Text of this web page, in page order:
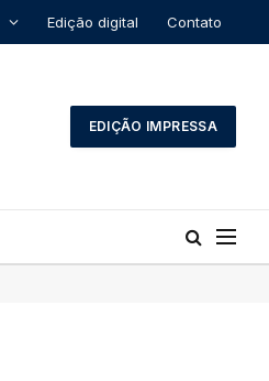
Edição digital Contato
EDIÇÃO IMPRESSA